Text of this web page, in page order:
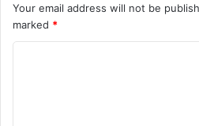
Your email address will not be
marked *